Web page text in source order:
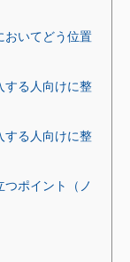
おいてどう位置
する人向けに整
する人向けに整
つポイント（ノ